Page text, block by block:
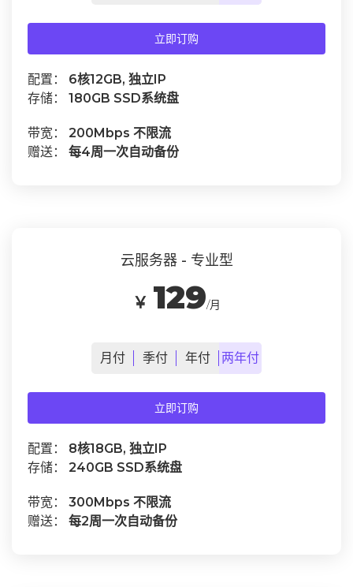
立即订购
配置： 6核12GB, 独立IP
存储： 180GB SSD系统盘
带宽： 200Mbps 不限流
赠送： 每4周一次自动备份
云服务器 - 专业型
￥ 129/月
月 付 季付 年付 两年付
立即订购
配置： 8核18GB, 独立IP
存储： 240GB SSD系统盘
带宽： 300Mbps 不限流
赠送： 每2周一次自动备份